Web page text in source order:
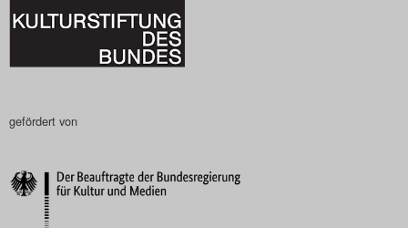
Das Theatertreffen-Blog
Archiv
Search
gefördert von